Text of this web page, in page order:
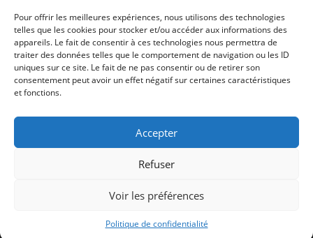
Pour offrir les meilleures expériences, nous utilisons des technologies
telles que les cookies pour stocker et/ou accéder aux informations des
appareils. Le fait de consentir à ces technologies nous permettra de
traiter des données telles que le comportement de navigation ou les ID
uniques sur ce site. Le fait de ne pas consentir ou de retirer son
consentement peut avoir un effet négatif sur certaines caractéristiques
et fonctions.
Accepter
Refuser
Voir les préférences
Politique de confidentialité
Presse
Programme PDF
Billetterie
Recrutement
Mentions légales
SUIVEZ-NOUS
réservés – Conception et Webdesign :